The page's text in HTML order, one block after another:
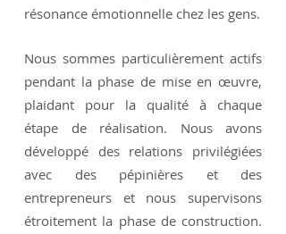
résonance émotionnelle chez les gens.
Nous sommes particulièrement actifs
pendant la phase de mise en œuvre,
plaidant pour la qualité à chaque
étape de réalisation. Nous avons
développé des relations privilégiées
avec des pépinières et des
entrepreneurs et nous supervisons
étroitement la phase de construction.